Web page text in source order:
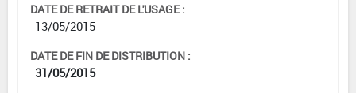
DATE DE RETRAIT DE L'USAGE :
13/05/2015
DATE DE FIN DE DISTRIBUTION :
31/05/2015